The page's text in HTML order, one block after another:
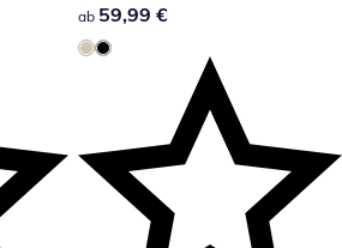
59,99 €
ab 59,99 €